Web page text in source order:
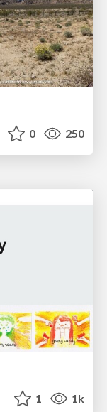
0 250
1 1k